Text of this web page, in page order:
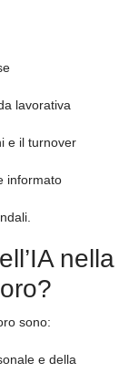
lavorativa
e il turnover
informato
nella
sono:
e della